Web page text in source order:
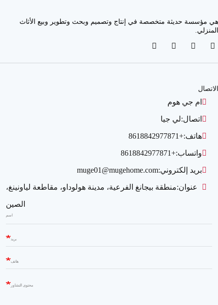
هي مؤسسة حديثة متخصصة في إنتاج وتصميم وبحث وتطوير وبيع الأثاث
المنزلي.
الاتصال
ام جي هوم
اتصال:لي جيا
هاتف:+8618842977871
واتساب:+8618842977871
بريد إلكتروني:muge01@mugehome.com
عنوان:منطقة بيجانغ الفرعية، مدينة هولوداو، مقاطعة لياونينغ،
الصين
اسم
بريد
هاتف
محتوى التشاور